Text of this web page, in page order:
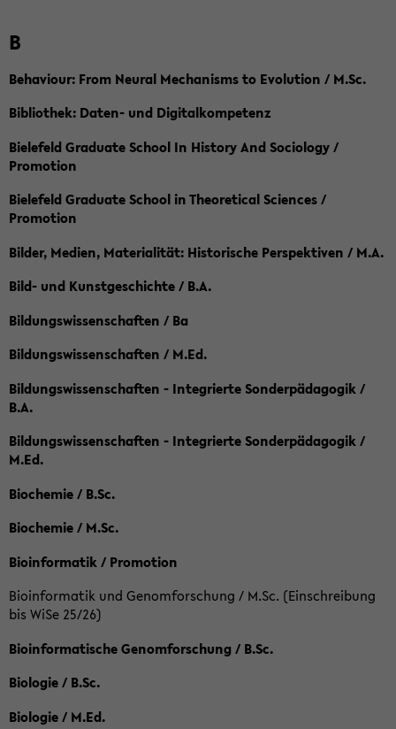
B
Behaviour: From Neural Mechanisms to Evolution / M.Sc.
Bibliothek: Daten- und Digitalkompetenz
Bielefeld Graduate School In History And Sociology /
Promotion
Bielefeld Graduate School in Theoretical Sciences /
Promotion
Bilder, Medien, Materialität: Historische Perspektiven / M.A.
Bild- und Kunstgeschichte / B.A.
Bildungswissenschaften / Ba
Bildungswissenschaften / M.Ed.
Bildungswissenschaften - Integrierte Sonderpädagogik /
B.A.
Bildungswissenschaften - Integrierte Sonderpädagogik /
M.Ed.
Biochemie / B.Sc.
Biochemie / M.Sc.
Bioinformatik / Promotion
Bioinformatik und Genomforschung / M.Sc. (Einschreibung
bis WiSe 25/26)
Bioinformatische Genomforschung / B.Sc.
Biologie / B.Sc.
Biologie / M.Ed.